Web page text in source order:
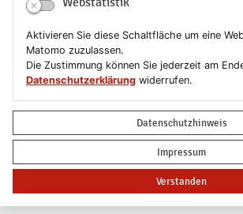
Aktivieren Sie diese Schaltfläche um eine
Matomo zuzulassen.
Die Zustimmung können Sie jederzeit am
Datenschutzerklärung widerrufen.
Datenschutzhinweis
Impressum
Verstanden
Datenschutzerklärung
Erklärung zur Barrierefreiheit
Leichte Sprache
Copyright © 2019-2026 Stadt